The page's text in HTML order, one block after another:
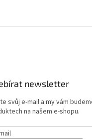
newsletter
svůj e-mail a my vám
na našem e-shopu.